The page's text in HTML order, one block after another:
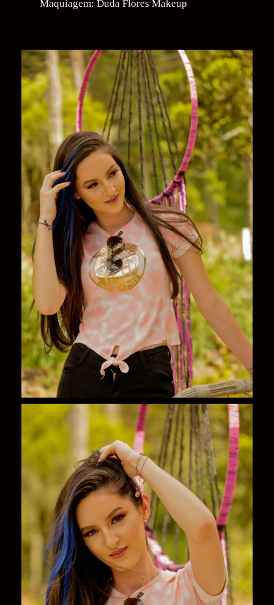
Maquiagem: Duda Flores Makeup